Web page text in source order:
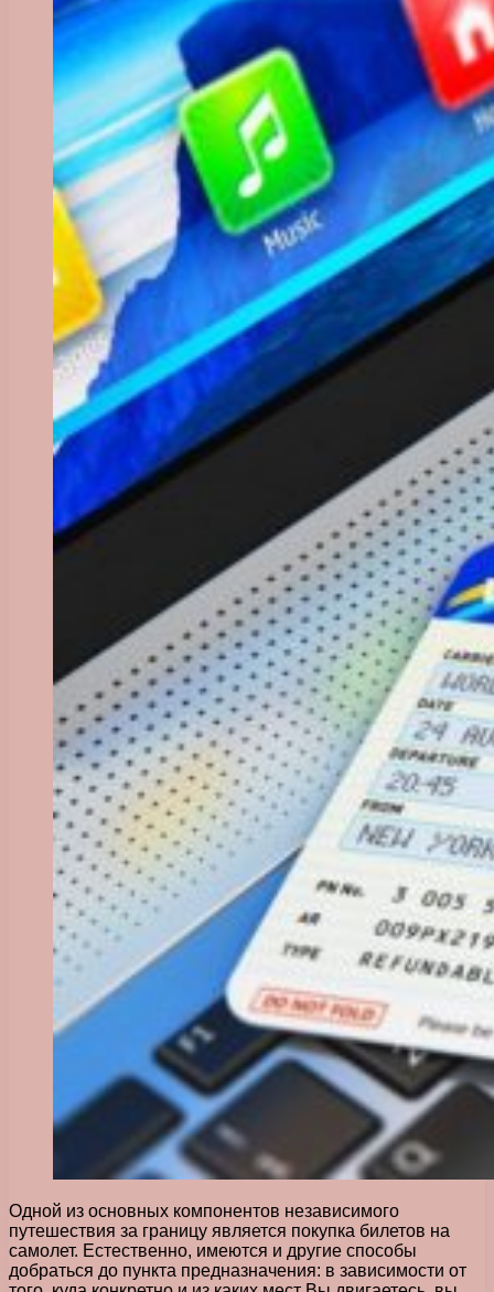
Одной из основных компонентов независимого
путешествия за границу является покупка билетов на
самолет. Естественно, имеются и другие способы
добраться до пункта предназначения: в зависимости от